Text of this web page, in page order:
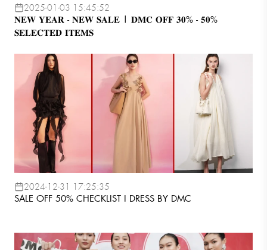
2025-01-03 15:45:52
𝐍𝐄𝐖 𝐘𝐄𝐀𝐑 - 𝐍𝐄𝐖 𝐒𝐀𝐋𝐄 | 𝐃𝐌𝐂 𝐎𝐅𝐅 𝟑𝟎% - 𝟓𝟎%
𝐒𝐄𝐋𝐄𝐂𝐓𝐄𝐃 𝐈𝐓𝐄𝐌𝐒
2024-12-31 17:25:35
SALE OFF 50% CHECKLIST I DRESS BY DMC